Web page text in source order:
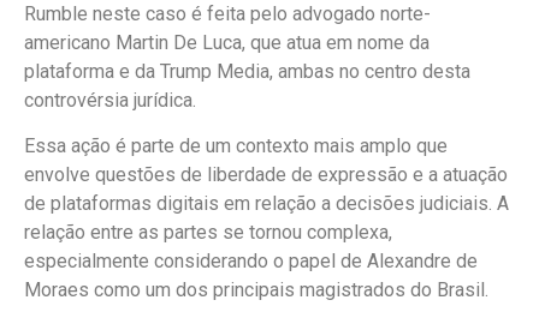
Rumble neste caso é feita pelo advogado norte-
americano Martin De Luca, que atua em nome da
plataforma e da Trump Media, ambas no centro desta
controvérsia jurídica.
Essa ação é parte de um contexto mais amplo que
envolve questões de liberdade de expressão e a atuação
de plataformas digitais em relação a decisões judiciais. A
relação entre as partes se tornou complexa,
especialmente considerando o papel de Alexandre de
Moraes como um dos principais magistrados do Brasil.